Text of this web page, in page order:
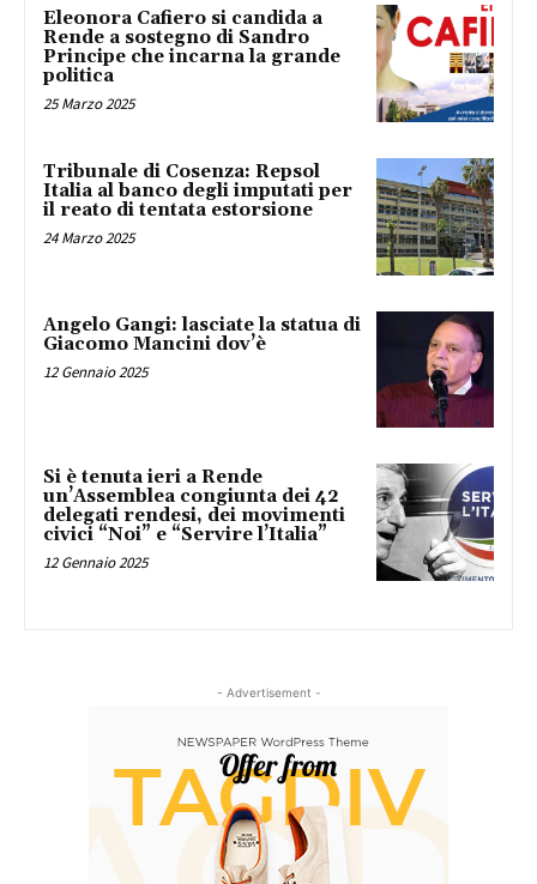
Eleonora Cafiero si candida a
Rende a sostegno di Sandro
Principe che incarna la grande
politica
25 Marzo 2025
Tribunale di Cosenza: Repsol
Italia al banco degli imputati per
il reato di tentata estorsione
24 Marzo 2025
Angelo Gangi: lasciate la statua di
Giacomo Mancini dov’è
12 Gennaio 2025
Si è tenuta ieri a Rende
un’Assemblea congiunta dei 42
delegati rendesi, dei movimenti
civici “Noi” e “Servire l’Italia”
12 Gennaio 2025
- Advertisement -